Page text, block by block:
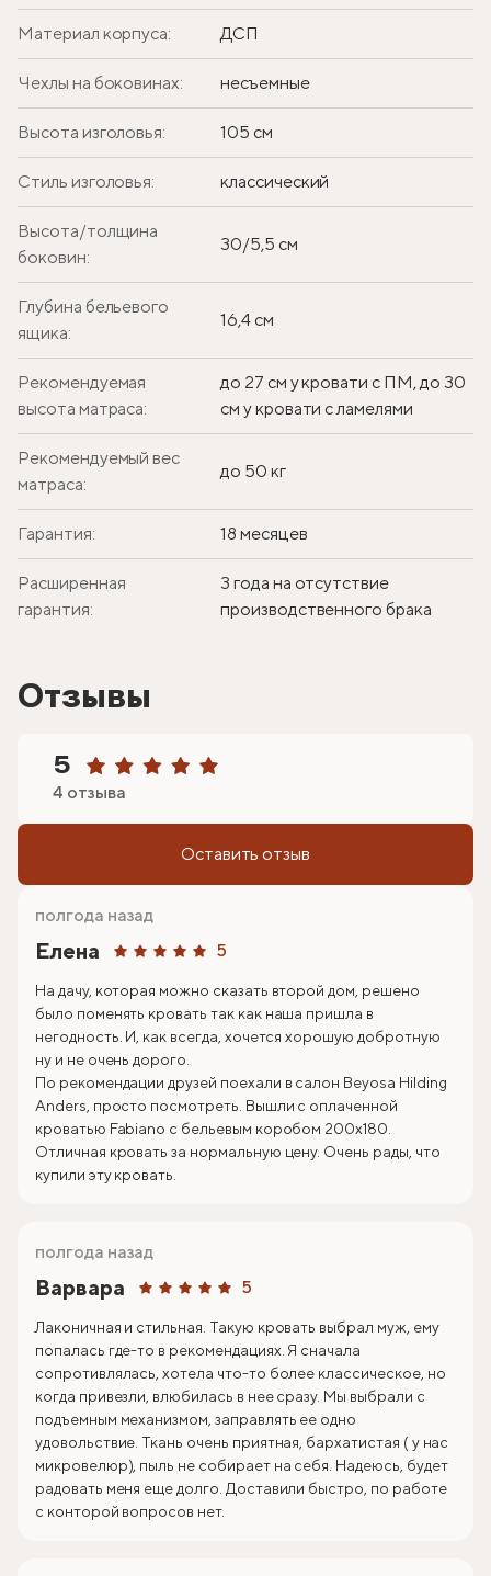
Материал корпуса: ДСП
Чехлы на боковинах: несъемные
Высота изголовья: 105 см
Стиль изголовья: классический
Высота/толщина
боковин:
30/5,5 см
Глубина бельевого
ящика:
16,4 см
Рекомендуемая
высота матраса:
до 27 см у кровати с ПМ, до 30
см у кровати с ламелями
Рекомендуемый вес
матраса:
до 50 кг
Гарантия: 18 месяцев
Расширенная
гарантия:
3 года на отсутствие
производственного брака
Отзывы
5
4 отзыва
Оставить отзыв
Елена 5
полгода назад
На дачу, которая можно сказать второй дом, решено
было поменять кровать так как наша пришла в
негодность. И, как всегда, хочется хорошую добротную
ну и не очень дорого.
По рекомендации друзей поехали в салон Beyosa Hilding
Anders, просто посмотреть. Вышли с оплаченной
кроватью Fabiano с бельевым коробом 200х180.
Отличная кровать за нормальную цену. Очень рады, что
купили эту кровать.
Варвара 5
полгода назад
Лаконичная и стильная. Такую кровать выбрал муж, ему
попалась где-то в рекомендациях. Я сначала
сопротивлялась, хотела что-то более классическое, но
когда привезли, влюбилась в нее сразу. Мы выбрали с
подъемным механизмом, заправлять ее одно
удовольствие. Ткань очень приятная, бархатистая ( у нас
микровелюр), пыль не собирает на себя. Надеюсь, будет
радовать меня еще долго. Доставили быстро, по работе
с конторой вопросов нет.